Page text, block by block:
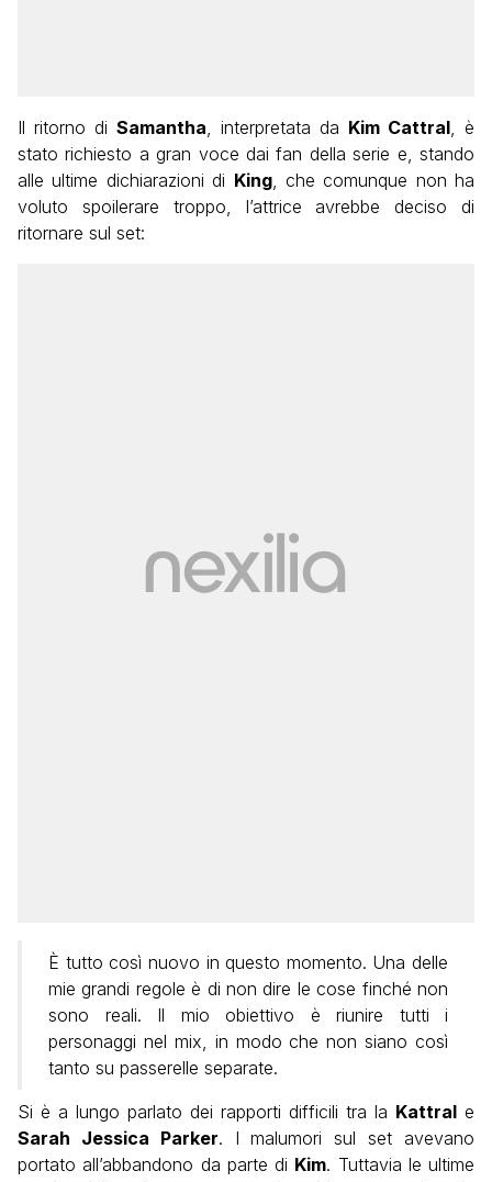
Il ritorno di Samantha , interpretata da Kim Cattral , è
stato richiesto a gran voce dai fan della serie e, stando
alle ultime dichiarazioni di King, che comunque non ha
voluto spoilerare troppo, l’attrice avrebbe deciso di
ritornare sul set:
È tutto così nuovo in questo momento. Una delle
mie grandi regole è di non dire le cose finché non
sono reali. Il mio obiettivo è riunire tutti i
personaggi nel mix, in modo che non siano così
tanto su passerelle separate.
Si è a lungo parlato dei rapporti difficili tra la Kattral e
Sarah Jessica Parker. I malumori sul set avevano
portato all’abbandono da parte di Kim. Tuttavia le ultime